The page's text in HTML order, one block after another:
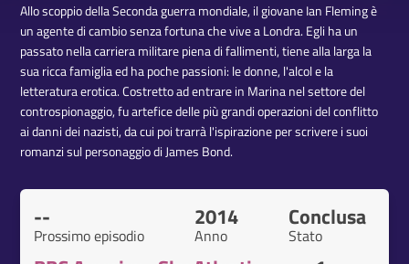
Allo scoppio della Seconda guerra mondiale, il giovane Ian Fleming è
un agente di cambio senza fortuna che vive a Londra. Egli ha un
passato nella carriera militare piena di fallimenti, tiene alla larga la
sua ricca famiglia ed ha poche passioni: le donne, l'alcol e la
letteratura erotica. Costretto ad entrare in Marina nel settore del
controspionaggio, fu artefice delle più grandi operazioni del conflitto
ai danni dei nazisti, da cui poi trarrà l'ispirazione per scrivere i suoi
romanzi sul personaggio di James Bond.
--
Prossimo episodio
2014
Anno
Conclusa
Stato